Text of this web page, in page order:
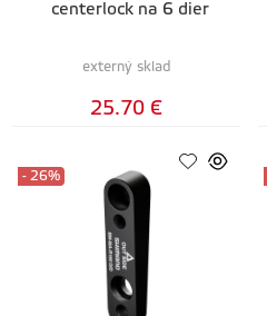
centerlock na 6 dier
externý sklad
25.70 €
- 26%